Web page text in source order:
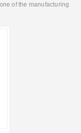
of the manufacturing